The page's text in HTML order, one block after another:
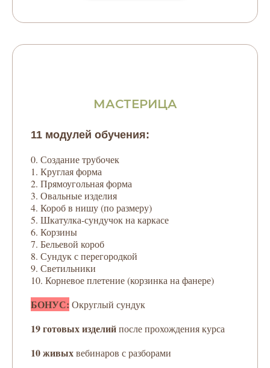
МАСТЕРИЦА
11 модулей обучения:
0. Создание трубочек
1. Круглая форма
2. Прямоугольная форма
3. Овальные изделия
4. Короб в нишу (по размеру)
5. Шкатулка-сундучок на каркасе
6. Корзины
7. Бельевой короб
8. Сундук с перегородкой
9. Светильники
10. Корневое плетение (корзинка на фанере)
БОНУС: Округлый сундук
19 готовых изделийпосле прохождения курса
10 живыхвебинаров с разборами